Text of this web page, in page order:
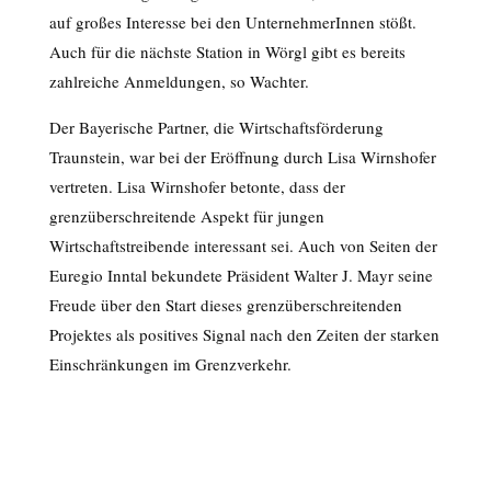
auf großes Interesse bei den UnternehmerInnen stößt.
Auch für die nächste Station in Wörgl gibt es bereits
zahlreiche Anmeldungen, so Wachter.
Der Bayerische Partner, die Wirtschaftsförderung
Traunstein, war bei der Eröffnung durch Lisa Wirnshofer
vertreten. Lisa Wirnshofer betonte, dass der
grenzüberschreitende Aspekt für jungen
Wirtschaftstreibende interessant sei. Auch von Seiten der
Euregio Inntal bekundete Präsident Walter J. Mayr seine
Freude über den Start dieses grenzüberschreitenden
Projektes als positives Signal nach den Zeiten der starken
Einschränkungen im Grenzverkehr.